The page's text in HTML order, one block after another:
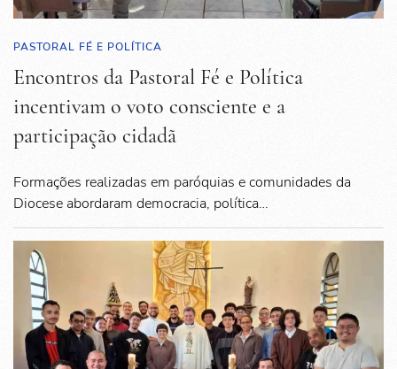
PASTORAL FÉ E POLÍTICA
Encontros da Pastoral Fé e Política
incentivam o voto consciente e a
participação cidadã
Formações realizadas em paróquias e comunidades da
Diocese abordaram democracia, política…